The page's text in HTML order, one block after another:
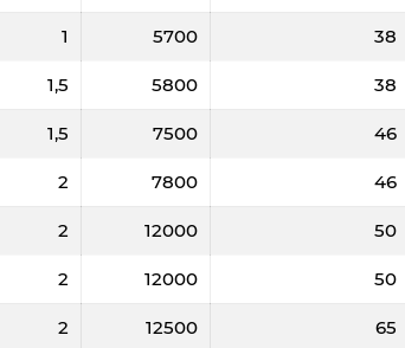
1 5700 38
1,5 5800 38
1,5 7500 46
2 7800 46
2 12000 50
2 12000 50
2 12500 65